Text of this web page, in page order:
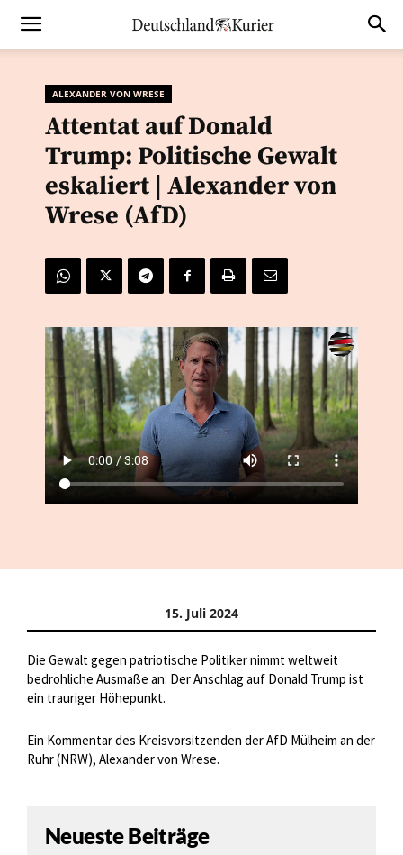
ALEXANDER VON WRESE
Attentat auf Donald
Trump: Politische Gewalt
eskaliert | Alexander von
Wrese (AfD)
15. Juli 2024
Die Gewalt gegen patriotische Politiker nimmt weltweit
bedrohliche Ausmaße an: Der Anschlag auf Donald Trump ist
ein trauriger Höhepunkt.
Ein Kommentar des Kreisvorsitzenden der AfD Mülheim an der
Ruhr (NRW), Alexander von Wrese.
Neueste Beiträge